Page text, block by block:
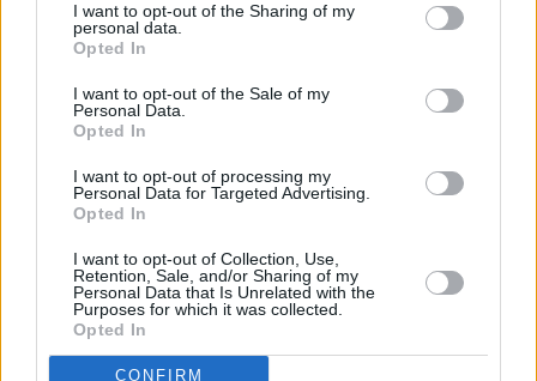
I want to opt-out of the Sharing of my
personal data.
Opted In
I want to opt-out of the Sale of my
Personal Data.
Opted In
I want to opt-out of processing my
Personal Data for Targeted Advertising.
Opted In
I want to opt-out of Collection, Use,
Retention, Sale, and/or Sharing of my
Personal Data that Is Unrelated with the
Purposes for which it was collected.
Opted In
CONFIRM